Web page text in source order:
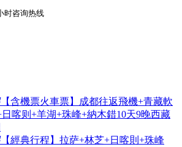
时咨询热线
【含機票火車票】成都往返飛機+青藏軟
日喀则+羊湖+珠峰+納木錯10天9晚西藏
【經典行程】拉萨+林芝+日喀則+珠峰